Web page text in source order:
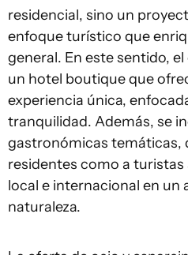
residencial, sino un
enfoque turístico que
general. En este sentido,
un hotel boutique que
experiencia única,
tranquilidad. Además, se
gastronómicas temáticas,
residentes como a
local e internacional en un
naturaleza.